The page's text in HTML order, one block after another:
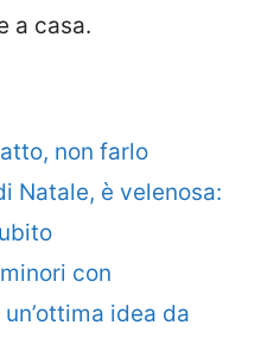
a casa.
non farlo
Natale, è velenosa:
con
idea da